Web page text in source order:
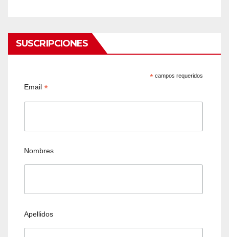
SUSCRIPCIONES
* campos requeridos
Email*
Nombres
Apellidos